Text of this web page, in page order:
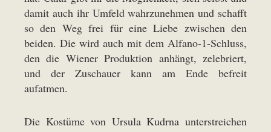
damit auch ihr Umfeld wahrzunehmen und schafft
so den Weg frei für eine Liebe zwischen den
beiden. Die wird auch mit dem Alfano-1-Schluss,
den die Wiener Produktion anhängt, zelebriert,
und der Zuschauer kann am Ende befreit
aufatmen.
Die Kostüme von Ursula Kudrna unterstreichen